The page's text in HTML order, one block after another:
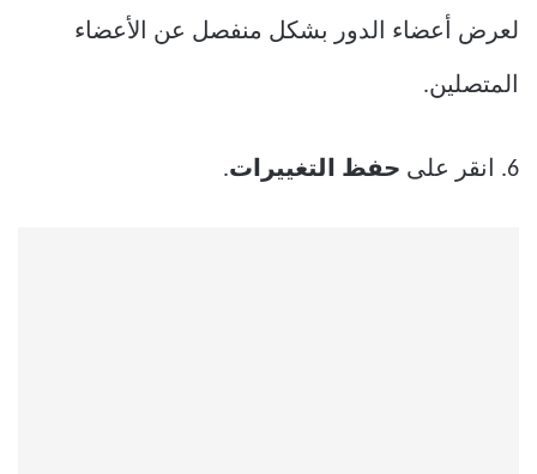
لعرض أعضاء الدور بشكل منفصل عن الأعضاء
المتصلين.
6. انقر على حفظ التغييرات.